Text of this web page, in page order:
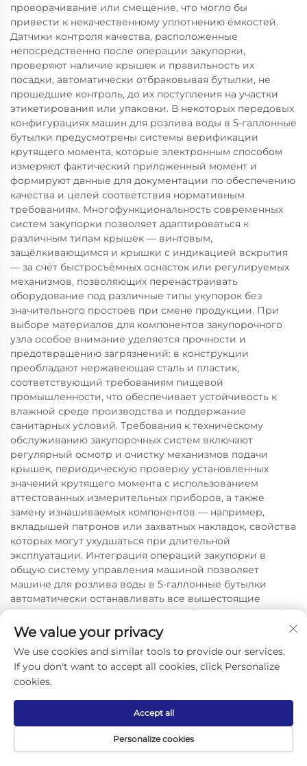
проворачивание или смещение, что могло бы
привести к некачественному уплотнению ёмкостей.
Датчики контроля качества, расположенные
непосредственно после операции закупорки,
проверяют наличие крышек и правильность их
посадки, автоматически отбраковывая бутылки, не
прошедшие контроль, до их поступления на участки
этикетирования или упаковки. В некоторых передовых
конфигурациях машин для розлива воды в 5-галлонные
бутылки предусмотрены системы верификации
крутящего момента, которые электронным способом
измеряют фактический приложенный момент и
формируют данные для документации по обеспечению
качества и целей соответствия нормативным
требованиям. Многофункциональность современных
систем закупорки позволяет адаптироваться к
различным типам крышек — винтовым,
защёлкивающимся и крышки с индикацией вскрытия
— за счёт быстросъёмных оснасток или регулируемых
механизмов, позволяющих перенастраивать
оборудование под различные типы укупорок без
значительного простоев при смене продукции. При
выборе материалов для компонентов закупорочного
узла особое внимание уделяется прочности и
предотвращению загрязнений: в конструкции
преобладают нержавеющая сталь и пластик,
соответствующий требованиям пищевой
промышленности, что обеспечивает устойчивость к
влажной среде производства и поддержание
санитарных условий. Требования к техническому
обслуживанию закупорочных систем включают
регулярный осмотр и очистку механизмов подачи
крышек, периодическую проверку установленных
значений крутящего момента с использованием
аттестованных измерительных приборов, а также
замену изнашиваемых компонентов — например,
вкладышей патронов или захватных накладок, свойства
которых могут ухудшаться при длительной
эксплуатации. Интеграция операций закупорки в
общую систему управления машиной позволяет
машине для розлива воды в 5-галлонные бутылки
автоматически останавливать все вышестоящие
операции при возникновении проблем с закупоркой,
предотвращая накопление наполненных, но
незакупоренных бутылок, требующих ручного
вмешательства и потенциально снижающих качество
продукта из-за продолжительного пребывания в
незапечатанном состоянии.
We value your privacy
We use cookies and similar tools to provide our services.
If you don't want to accept all cookies, click Personalize
cookies.
Personalize cookies
Accept all